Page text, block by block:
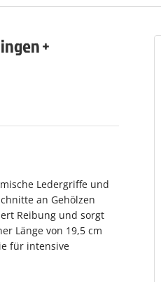
+
Ledergriffe und
an Gehölzen
Reibung und sorgt
Länge von 19,5 cm
für intensive